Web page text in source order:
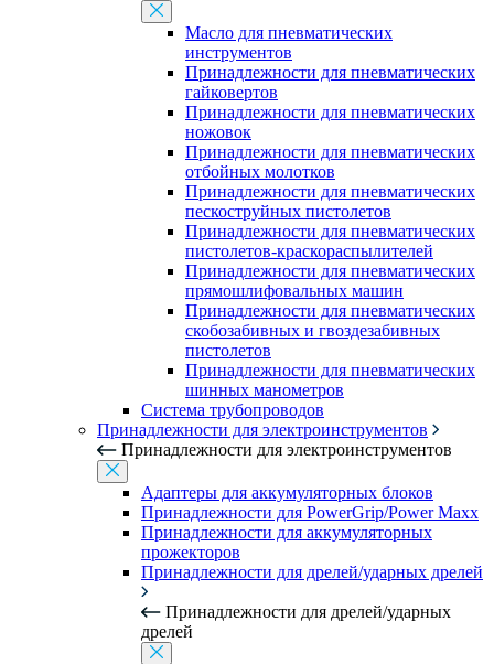
Масло для пневматических
инструментов
Принадлежности для пневматических
гайковертов
Принадлежности для пневматических
ножовок
Принадлежности для пневматических
отбойных молотков
Принадлежности для пневматических
пескоструйных пистолетов
Принадлежности для пневматических
пистолетов-краскораспылителей
Принадлежности для пневматических
прямошлифовальных машин
Принадлежности для пневматических
скобозабивных и гвоздезабивных
пистолетов
Принадлежности для пневматических
шинных манометров
Система трубопроводов
Принадлежности для электроинструментов
Принадлежности для электроинструментов
Адаптеры для аккумуляторных блоков
Принадлежности для PowerGrip/Power Maxx
Принадлежности для аккумуляторных
прожекторов
Принадлежности для дрелей/ударных дрелей
Принадлежности для дрелей/ударных
дрелей